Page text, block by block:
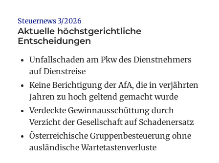
Steuernews 3/2026
Aktuelle höchstgerichtliche
Entscheidungen
Unfallschaden am Pkw des Dienstnehmers
auf Dienstreise
Keine Berichtigung der AfA, die in verjährten
Jahren zu hoch geltend gemacht wurde
Verdeckte Gewinnausschüttung durch
Verzicht der Gesellschaft auf Schadenersatz
Österreichische Gruppenbesteuerung ohne
ausländische Wartetastenverluste